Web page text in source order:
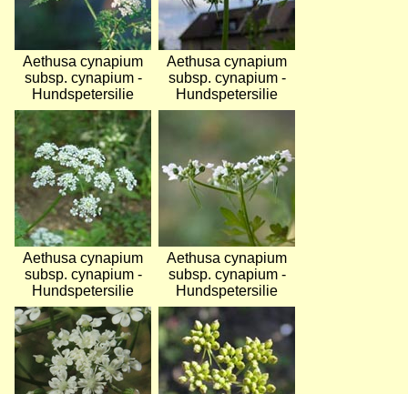
Aethusa cynapium
subsp. cynapium -
Hundspetersilie
Aethusa cynapium
subsp. cynapium -
Hundspetersilie
Bild
Aethusa cynapium
subsp. cynapium -
Hundspetersilie
Aethusa cynapium
subsp. cynapium -
Hundspetersilie
Bild
Bild